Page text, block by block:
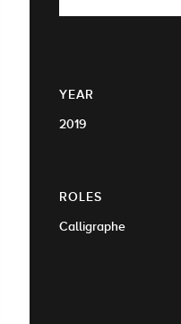
YEAR
2019
ROLES
Calligraphe